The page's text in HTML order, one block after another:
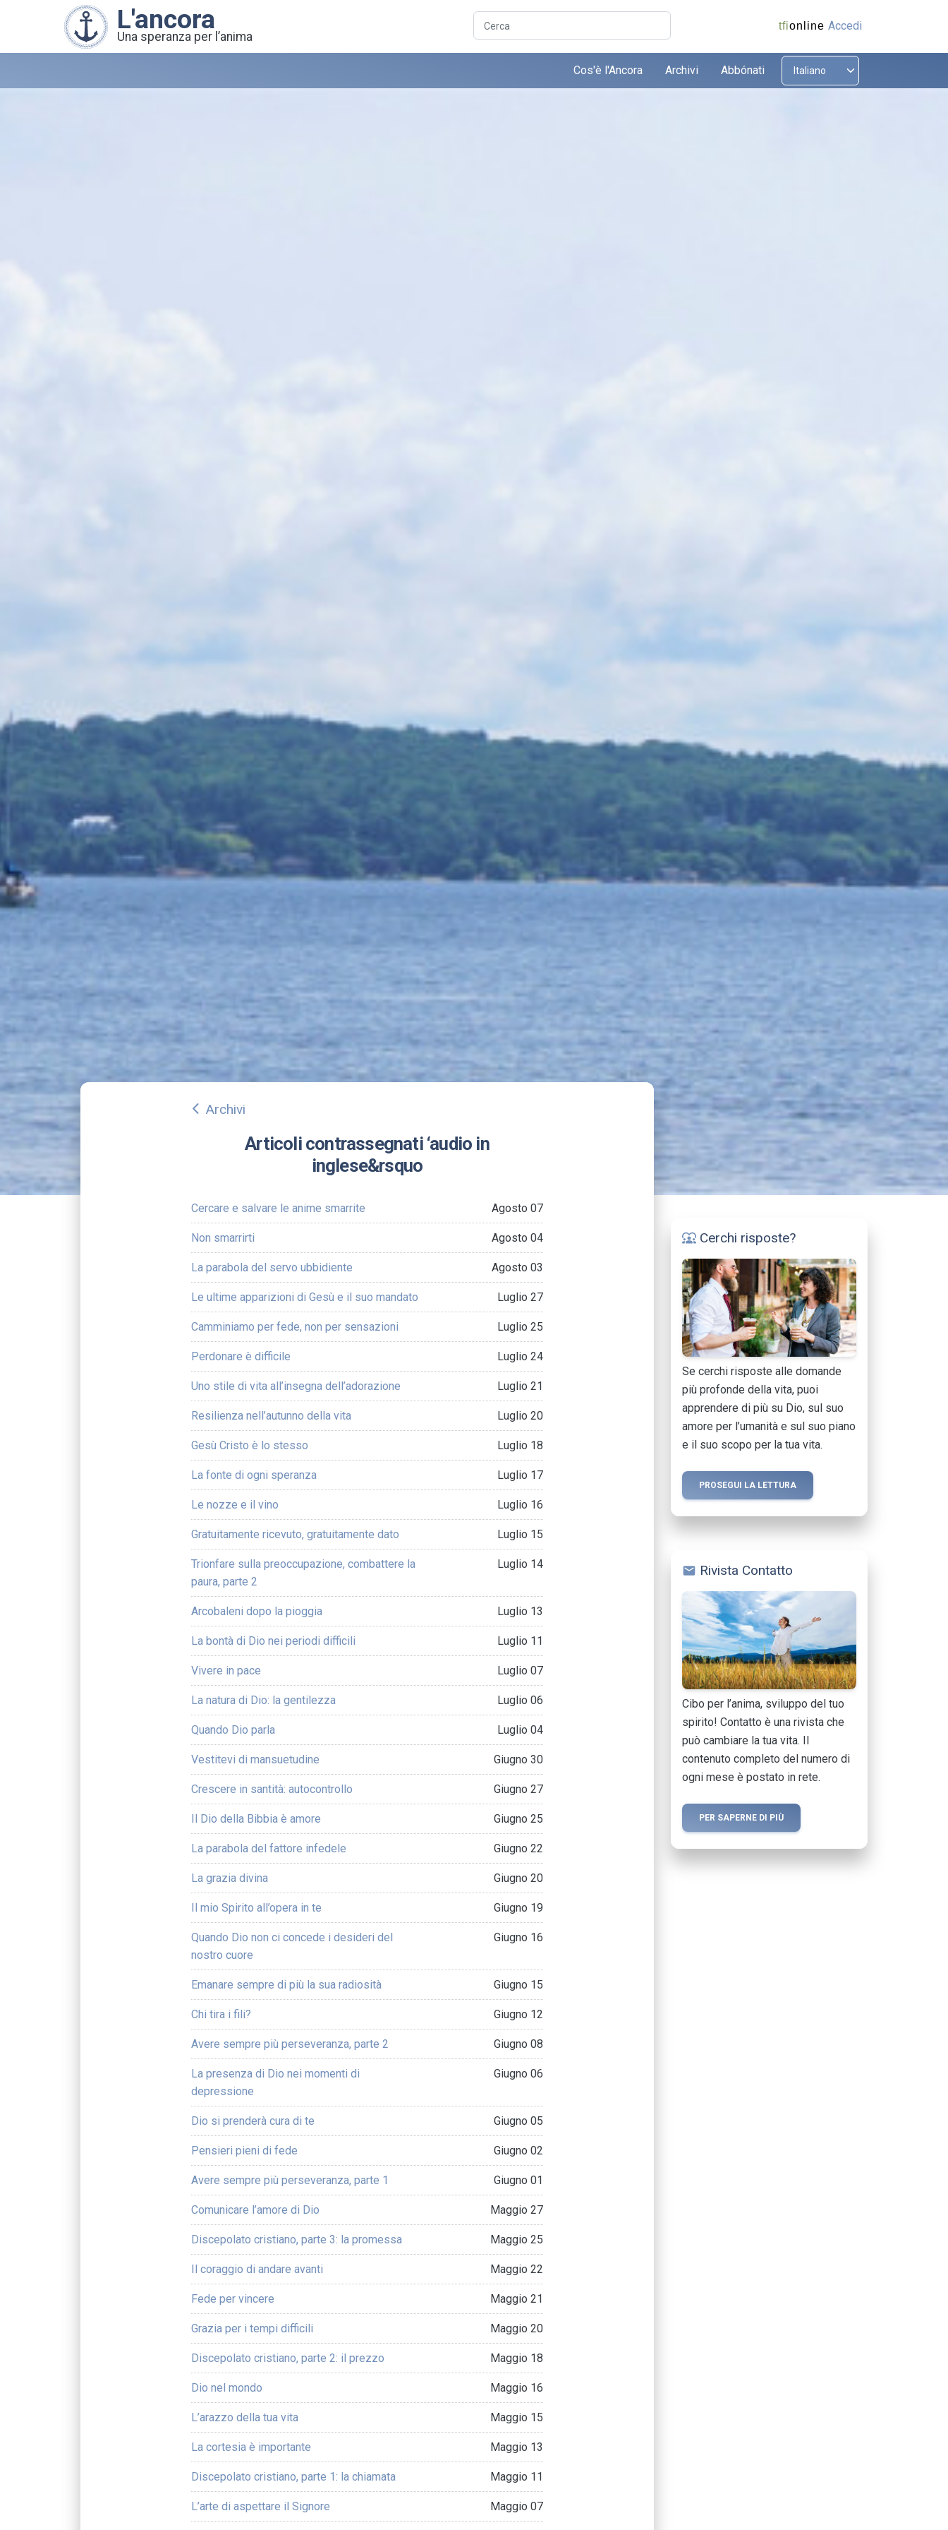
L'ancora
Una speranza per l’anima
Cerca tfionline Accedi
Cos'è l'Ancora Archivi Abbónati
arrow_back_ios Archivi
Articoli contrassegnati ‘audio in
inglese&rsquo
Cercare e salvare le anime smarrite Agosto 07
Non smarrirti Agosto 04
La parabola del servo ubbidiente Agosto 03
Le ultime apparizioni di Gesù e il suo mandato Luglio 27
Camminiamo per fede, non per sensazioni Luglio 25
Perdonare è difficile Luglio 24
Uno stile di vita all’insegna dell’adorazione Luglio 21
Resilienza nell’autunno della vita Luglio 20
Gesù Cristo è lo stesso Luglio 18
La fonte di ogni speranza Luglio 17
Le nozze e il vino Luglio 16
Gratuitamente ricevuto, gratuitamente dato Luglio 15
Trionfare sulla preoccupazione, combattere la
paura, parte 2
Luglio 14
Arcobaleni dopo la pioggia Luglio 13
La bontà di Dio nei periodi difficili Luglio 11
Vivere in pace Luglio 07
La natura di Dio: la gentilezza Luglio 06
Quando Dio parla Luglio 04
Vestitevi di mansuetudine Giugno 30
Crescere in santità: autocontrollo Giugno 27
Il Dio della Bibbia è amore Giugno 25
La parabola del fattore infedele Giugno 22
La grazia divina Giugno 20
Il mio Spirito all’opera in te Giugno 19
Quando Dio non ci concede i desideri del
nostro cuore
Giugno 16
Emanare sempre di più la sua radiosità Giugno 15
Chi tira i fili? Giugno 12
Avere sempre più perseveranza, parte 2 Giugno 08
La presenza di Dio nei momenti di
depressione
Giugno 06
Dio si prenderà cura di te Giugno 05
Pensieri pieni di fede Giugno 02
Avere sempre più perseveranza, parte 1 Giugno 01
Comunicare l’amore di Dio Maggio 27
Discepolato cristiano, parte 3: la promessa Maggio 25
Il coraggio di andare avanti Maggio 22
Fede per vincere Maggio 21
Grazia per i tempi difficili Maggio 20
Discepolato cristiano, parte 2: il prezzo Maggio 18
Dio nel mondo Maggio 16
L’arazzo della tua vita Maggio 15
La cortesia è importante Maggio 13
Discepolato cristiano, parte 1: la chiamata Maggio 11
L’arte di aspettare il Signore Maggio 07
diversity_1 Cerchi risposte?
Se cerchi risposte alle domande
più profonde della vita, puoi
apprendere di più su Dio, sul suo
amore per l’umanità e sul suo piano
e il suo scopo per la tua vita.
PROSEGUI LA LETTURA
mail Rivista Contatto
Cibo per l’anima, sviluppo del tuo
spirito! Contatto è una rivista che
può cambiare la tua vita. Il
contenuto completo del numero di
ogni mese è postato in rete.
PER SAPERNE DI PIÙ